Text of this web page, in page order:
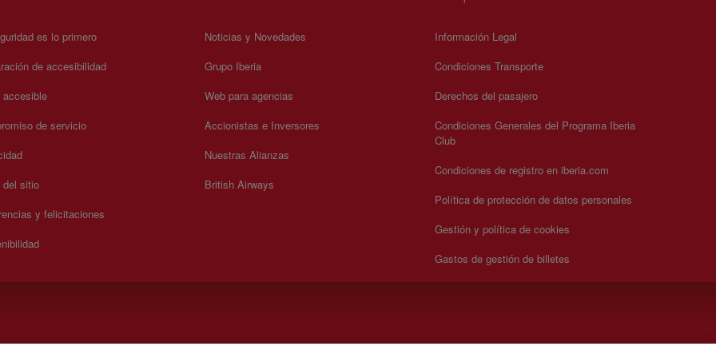
es lo primero
de accesibilidad
accesible
de servicio
del sitio
y felicitaciones
Noticias y Novedades
Grupo Iberia
Web para agencias
Accionistas e Inversores
Nuestras Alianzas
British Airways
Información Legal
Condiciones Transporte
Derechos del pasajero
Condiciones Generales del Programa Iberia
Club
Condiciones de registro en iberia.com
Política de protección de datos personales
Gestión y política de cookies
Gastos de gestión de billetes